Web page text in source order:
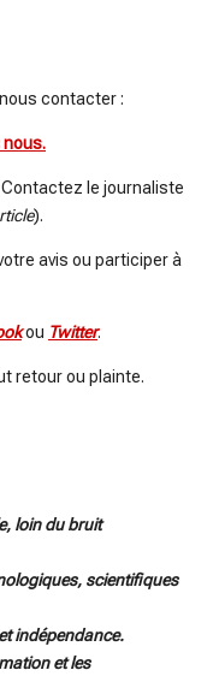
contacter :
nous.
le journaliste
).
avis ou participer à
ou Twitter.
retour ou plainte.
loin du bruit
scientifiques
indépendance.
et les